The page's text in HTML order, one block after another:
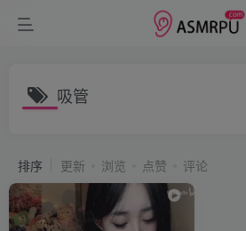
吸管
排序 更新 浏览 点赞 评论